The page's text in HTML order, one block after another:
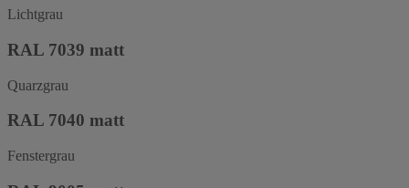
Lichtgrau
RAL 7039 matt
Quarzgrau
RAL 7040 matt
Fenstergrau